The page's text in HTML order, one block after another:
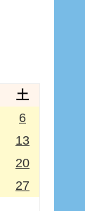
土
6
13
20
27